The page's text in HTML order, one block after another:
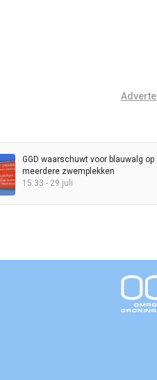
GGD waarschuwt voor blauwalg op
meerdere zwemplekken
15:33 - 29 juli